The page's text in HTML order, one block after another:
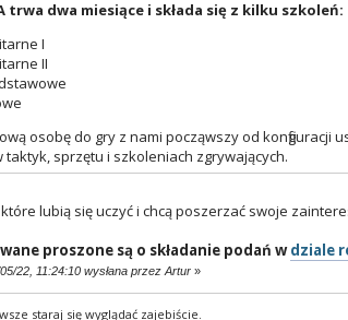
trwa dwa miesiące i składa się z kilku szkoleń:
I
II
osobę do gry z nami począwszy od konfiguracji
sprzętu i szkoleniach zgrywających.
lubią się uczyć i chcą poszerzać swoje
proszone są o składanie podań wdziale
22, 11:24:10 wysłana przez Artur »
staraj się wyglądać zajebiście.